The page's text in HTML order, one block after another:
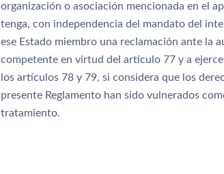
organización o asociación mencionada en el
tenga, con independencia del mandato del
ese Estado miembro una reclamación ante la
competente en virtud del artículo 77 y a
los artículos 78 y 79, si considera que los
presente Reglamento han sido vulnerados
tratamiento.